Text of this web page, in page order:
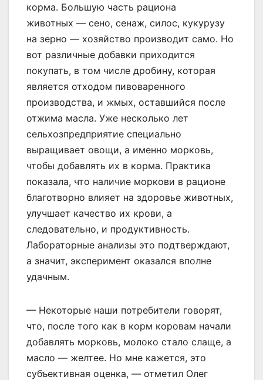
корма. Большую часть рациона
животных — сено, сенаж, силос, кукурузу
на зерно — хозяйство производит само. Но
вот различные добавки приходится
покупать, в том числе дробину, которая
является отходом пивоваренного
производства, и жмых, оставшийся после
отжима масла. Уже несколько лет
сельхозпредприятие специально
выращивает овощи, а именно морковь,
чтобы добавлять их в корма. Практика
показала, что наличие моркови в рационе
благотворно влияет на здоровье животных,
улучшает качество их крови, а
следовательно, и продуктивность.
Лабораторные анализы это подтверждают,
а значит, эксперимент оказался вполне
удачным.
— Некоторые наши потребители говорят,
что, после того как в корм коровам начали
добавлять морковь, молоко стало слаще, а
масло — желтее. Но мне кажется, это
субъективная оценка, — отметил Олег